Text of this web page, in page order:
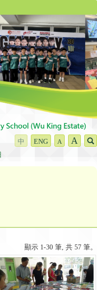
中 ENG A A
顯示 1-30 筆, 共 57 筆。